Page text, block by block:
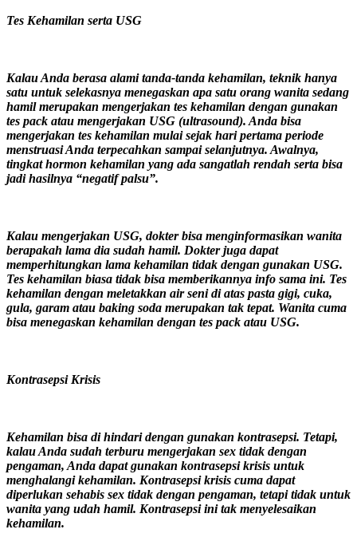
Tes Kehamilan serta USG
Kalau Anda berasa alami tanda-tanda kehamilan, teknik hanya
satu untuk selekasnya menegaskan apa satu orang wanita sedang
hamil merupakan mengerjakan tes kehamilan dengan gunakan
tes pack atau mengerjakan USG (ultrasound). Anda bisa
mengerjakan tes kehamilan mulai sejak hari pertama periode
menstruasi Anda terpecahkan sampai selanjutnya. Awalnya,
tingkat hormon kehamilan yang ada sangatlah rendah serta bisa
jadi hasilnya “negatif palsu”.
Kalau mengerjakan USG, dokter bisa menginformasikan wanita
berapakah lama dia sudah hamil. Dokter juga dapat
memperhitungkan lama kehamilan tidak dengan gunakan USG.
Tes kehamilan biasa tidak bisa memberikannya info sama ini. Tes
kehamilan dengan meletakkan air seni di atas pasta gigi, cuka,
gula, garam atau baking soda merupakan tak tepat. Wanita cuma
bisa menegaskan kehamilan dengan tes pack atau USG.
Kontrasepsi Krisis
Kehamilan bisa di hindari dengan gunakan kontrasepsi. Tetapi,
kalau Anda sudah terburu mengerjakan sex tidak dengan
pengaman, Anda dapat gunakan kontrasepsi krisis untuk
menghalangi kehamilan. Kontrasepsi krisis cuma dapat
diperlukan sehabis sex tidak dengan pengaman, tetapi tidak untuk
wanita yang udah hamil. Kontrasepsi ini tak menyelesaikan
kehamilan.